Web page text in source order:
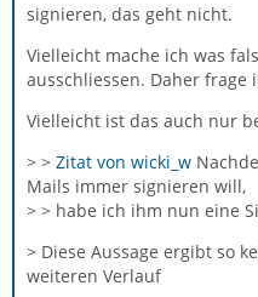
signieren, das geht nicht.
Vielleicht mache ich was
ausschliessen. Daher frage
Vielleicht ist das auch nur
> > Zitat von wicki_w
Mails immer signieren will,
> > habe ich ihm nun eine
> Diese Aussage ergibt so
weiteren Verlauf